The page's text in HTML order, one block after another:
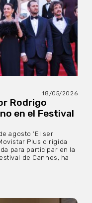
18/05/2026
Rodrigo
en el Festival
agosto ‘El ser
Plus dirigida
para participar en la
de Cannes, ha